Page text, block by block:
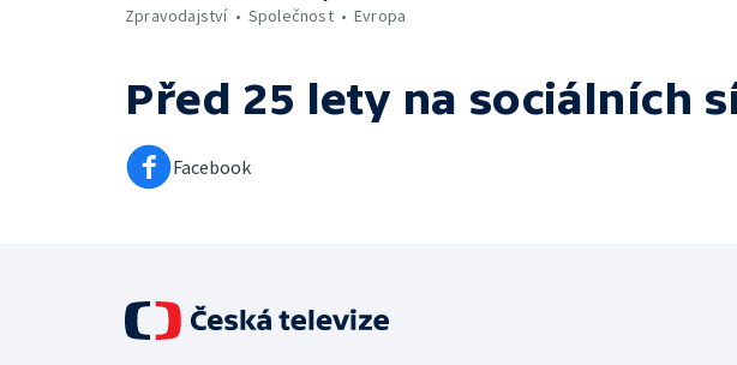
Zpravodajství
Společnost Evropa
Před 25 lety na sociálních
Facebook